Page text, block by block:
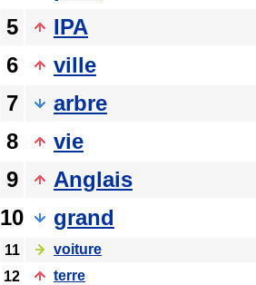
5
IPA
6
ville
7
arbre
8
vie
9
Anglais
10
grand
11
voiture
12
terre